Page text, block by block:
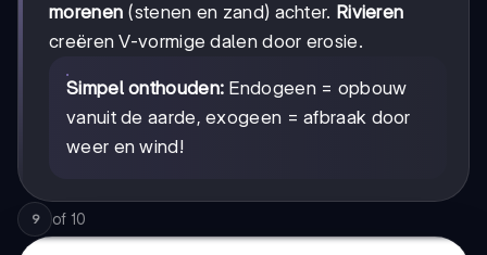
morenen (stenen en zand) achter. Rivieren
creëren V-vormige dalen door erosie.
Simpel onthouden: Endogeen = opbouw
vanuit de aarde, exogeen = afbraak door
weer en wind!
9 of 10